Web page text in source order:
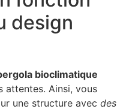
design
bioclimatique
attentes. Ainsi, vous
une structure avec des